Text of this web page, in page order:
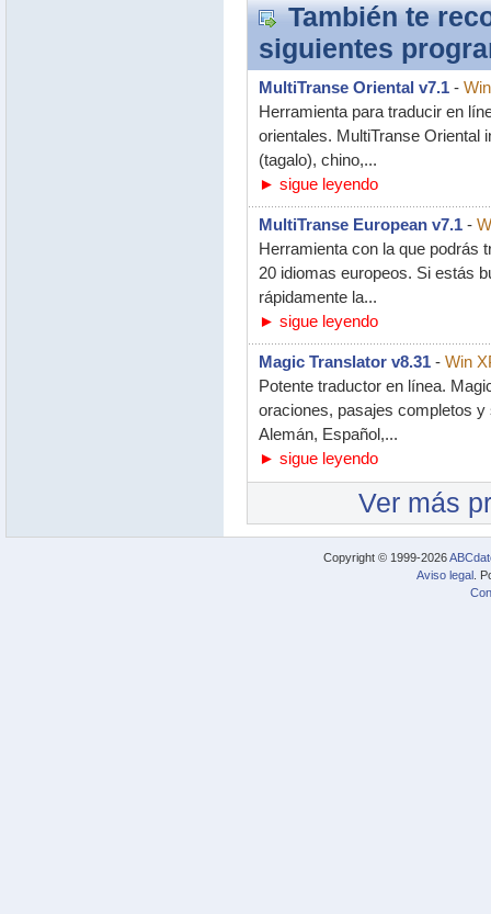
También te
siguientes
MultiTranse Oriental v7.1 -
Herramienta para traducir en
orientales. MultiTranse Oriental
(tagalo), chino,...
► sigue leyendo
MultiTranse European v7.1 -
Herramienta con la que podrás
20 idiomas europeos. Si estás
rápidamente la...
► sigue leyendo
Magic Translator v8.31 - Win
Potente traductor en línea.
oraciones, pasajes completos
Alemán, Español,...
► sigue leyendo
Ver más
Copyright © 1999-2026
Aviso legal .